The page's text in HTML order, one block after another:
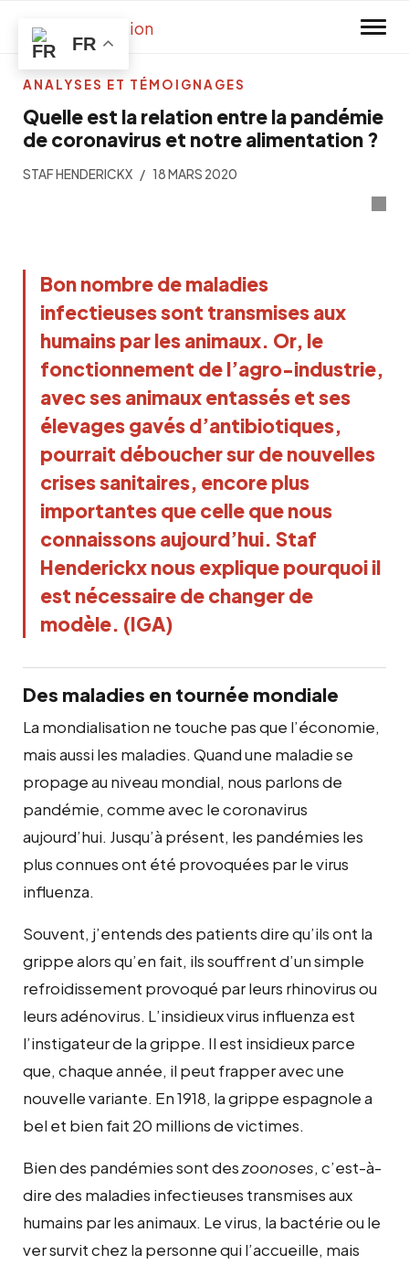
Quelle est la relation entre la pandémie
de coronavirus et notre alimentation ?
STAF HENDERICKX 18 MARS 2020
Bon nombre de maladies
infectieuses sont transmises aux
humains par les animaux. Or, le
fonctionnement de l’agro-industrie,
avec ses animaux entassés et ses
élevages gavés d’antibiotiques,
pourrait déboucher sur de nouvelles
crises sanitaires, encore plus
importantes que celle que nous
connaissons aujourd’hui. Staf
Henderickx nous explique pourquoi il
est nécessaire de changer de
modèle. (IGA)
Des maladies en tournée mondiale
La mondialisation ne touche pas que l’économie,
mais aussi les maladies. Quand une maladie se
propage au niveau mondial, nous parlons de
pandémie, comme avec le coronavirus
aujourd’hui. Jusqu’à présent, les pandémies les
plus connues ont été provoquées par le virus
influenza.
Souvent, j’entends des patients dire qu’ils ont la
grippe alors qu’en fait, ils souffrent d’un simple
refroidissement provoqué par leurs rhinovirus ou
leurs adénovirus. L’insidieux virus influenza est
l’instigateur de la grippe. Il est insidieux parce
que, chaque année, il peut frapper avec une
nouvelle variante. En 1918, la grippe espagnole a
bel et bien fait 20 millions de victimes.
Bien des pandémies sont deszoonoses, c’est-à-
dire des maladies infectieuses transmises aux
humains par les animaux. Le virus, la bactérie ou le
ver survit chez la personne qui l’accueille, mais
ANALYSES ET TÉMOIGNAGES
FR
Ni pub, ni subsides. Investig’Action
a besoin de vous!
Devenez donateur mensuel et
JE SOUTIENS